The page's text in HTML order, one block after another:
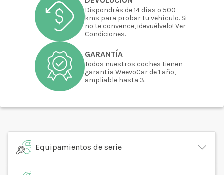
Dispondrás de 14 días o 500
kms para probar tu vehículo. Si
no te convence, ¡devuélvelo! Ver
Condiciones.
GARANTÍA
Todos nuestros coches tienen
garantía WeevoCar de 1 año,
ampliable hasta 3.
Equipamientos de serie